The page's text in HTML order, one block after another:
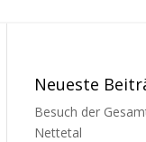
Neueste
Besuch der
Nettetal